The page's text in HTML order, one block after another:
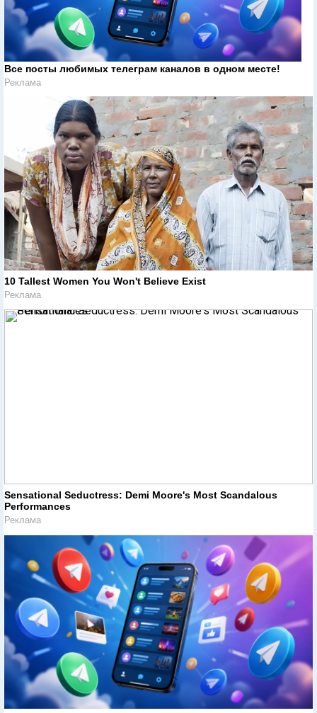
Все посты любимых телеграм каналов в одном месте!
Реклама
10 Tallest Women You Won't Believe Exist
Реклама
Sensational Seductress: Demi Moore's Most Scandalous
Performances
Реклама